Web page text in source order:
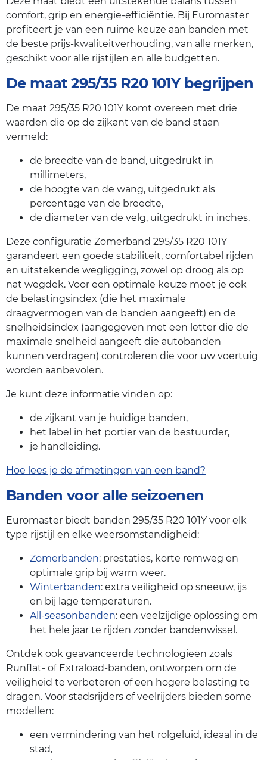
comfort, grip en energie-efficiëntie. Bij Euromaster
profiteert je van een ruime keuze aan banden met
de beste prijs-kwaliteitverhouding, van alle merken,
geschikt voor alle rijstijlen en alle budgetten.
De maat 295/35 R20 101Y begrijpen
De maat 295/35 R20 101Y komt overeen met drie
waarden die op de zijkant van de band staan
vermeld:
de breedte van de band, uitgedrukt in
millimeters,
de hoogte van de wang, uitgedrukt als
percentage van de breedte,
de diameter van de velg, uitgedrukt in inches.
Deze configuratie Zomerband 295/35 R20 101Y
garandeert een goede stabiliteit, comfortabel rijden
en uitstekende wegligging, zowel op droog als op
nat wegdek. Voor een optimale keuze moet je ook
de belastingsindex (die het maximale
draagvermogen van de banden aangeeft) en de
snelheidsindex (aangegeven met een letter die de
maximale snelheid aangeeft die autobanden
kunnen verdragen) controleren die voor uw voertuig
worden aanbevolen.
Je kunt deze informatie vinden op:
de zijkant van je huidige banden,
het label in het portier van de bestuurder,
je handleiding.
Hoe lees je de afmetingen van een band?
Banden voor alle seizoenen
Euromaster biedt banden 295/35 R20 101Y voor elk
type rijstijl en elke weersomstandigheid:
Zomerbanden: prestaties, korte remweg en
optimale grip bij warm weer.
Winterbanden: extra veiligheid op sneeuw, ijs
en bij lage temperaturen.
All-seasonbanden: een veelzijdige oplossing om
het hele jaar te rijden zonder bandenwissel.
Ontdek ook geavanceerde technologieën zoals
Runflat- of Extraload-banden, ontworpen om de
veiligheid te verbeteren of een hogere belasting te
dragen. Voor stadsrijders of veelrijders bieden some
modellen:
een vermindering van het rolgeluid, ideaal in de
stad,